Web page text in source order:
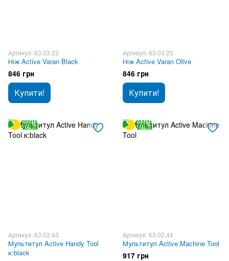
Артикул: 63.03.22
Ніж Active Varan Black
846 грн
Купити!
Артикул: 63.03.23
Ніж Active Varan Olive
846 грн
Купити!
Артикул: 63.02.43
Мультитул Active Handy Tool
к:black
Артикул: 63.02.44
Мультитул Active Machine Tool
917 грн